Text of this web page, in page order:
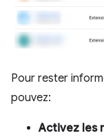
Pour rester
pouvez:
Activez les